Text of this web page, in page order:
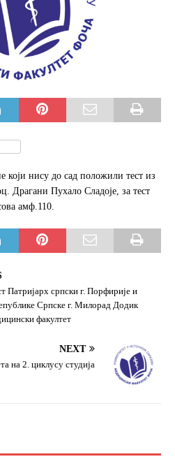
нису до сад положили тест из
Драгани Пухало Сладоје, за тест
амф.110.
Патријарх српски г. Порфирије и
Српске г. Милорад Додик
факултет
NEXT
на 2. циклусу студија